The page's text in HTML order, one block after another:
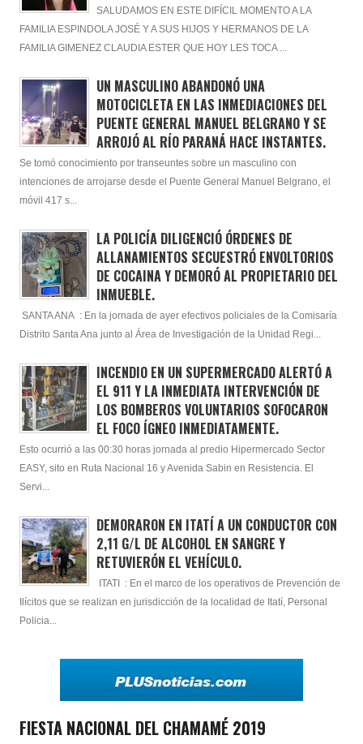
SALUDAMOS EN ESTE DIFÍCIL MOMENTO A LA
FAMILIA ESPINDOLA JOSÉ Y A SUS HIJOS Y HERMANOS DE LA
FAMILIA GIMENEZ CLAUDIA ESTER QUE HOY LES TOCA ...
UN MASCULINO ABANDONÓ UNA
MOTOCICLETA EN LAS INMEDIACIONES DEL
PUENTE GENERAL MANUEL BELGRANO Y SE
ARROJÓ AL RÍO PARANÁ HACE INSTANTES.
Se tomó conocimiento por transeuntes sobre un masculino con
intenciones de arrojarse desde el Puente General Manuel Belgrano, el
móvil 417 s...
LA POLICÍA DILIGENCIÓ ÓRDENES DE
ALLANAMIENTOS SECUESTRÓ ENVOLTORIOS
DE COCAINA Y DEMORÓ AL PROPIETARIO DEL
INMUEBLE.
SANTA ANA : En la jornada de ayer efectivos policiales de la Comisaría
Distrito Santa Ana junto al Área de Investigación de la Unidad Regi...
INCENDIO EN UN SUPERMERCADO ALERTÓ A
EL 911 Y LA INMEDIATA INTERVENCIÓN DE
LOS BOMBEROS VOLUNTARIOS SOFOCARON
EL FOCO ÍGNEO INMEDIATAMENTE.
Esto ocurrió a las 00:30 horas jornada al predio Hipermercado Sector
EASY, sito en Ruta Nacional 16 y Avenida Sabin en Resistencia. El
Servi...
DEMORARON EN ITATÍ A UN CONDUCTOR CON
2,11 G/L DE ALCOHOL EN SANGRE Y
RETUVIERÓN EL VEHÍCULO.
ITATI : En el marco de los operativos de Prevención de
Ilícitos que se realizan en jurisdicción de la localidad de Itatí, Personal
Policia...
FIESTA NACIONAL DEL CHAMAMÉ 2019